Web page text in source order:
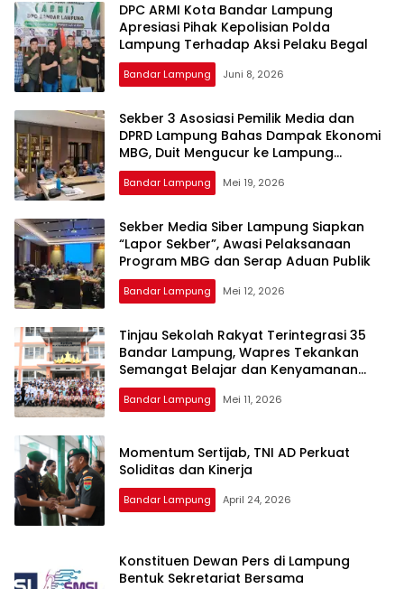
DPC ARMI Kota Bandar Lampung
Apresiasi Pihak Kepolisian Polda
Lampung Terhadap Aksi Pelaku Begal
Bandar Lampung Juni 8, 2026
Sekber 3 Asosiasi Pemilik Media dan
DPRD Lampung Bahas Dampak Ekonomi
MBG, Duit Mengucur ke Lampung
Tembus Rp1 Triliun per Bulan
Bandar Lampung Mei 19, 2026
Sekber Media Siber Lampung Siapkan
“Lapor Sekber”, Awasi Pelaksanaan
Program MBG dan Serap Aduan Publik
Bandar Lampung Mei 12, 2026
Tinjau Sekolah Rakyat Terintegrasi 35
Bandar Lampung, Wapres Tekankan
Semangat Belajar dan Kenyamanan
Siswa
Bandar Lampung Mei 11, 2026
Momentum Sertijab, TNI AD Perkuat
Soliditas dan Kinerja
Bandar Lampung April 24, 2026
Konstituen Dewan Pers di Lampung
Bentuk Sekretariat Bersama